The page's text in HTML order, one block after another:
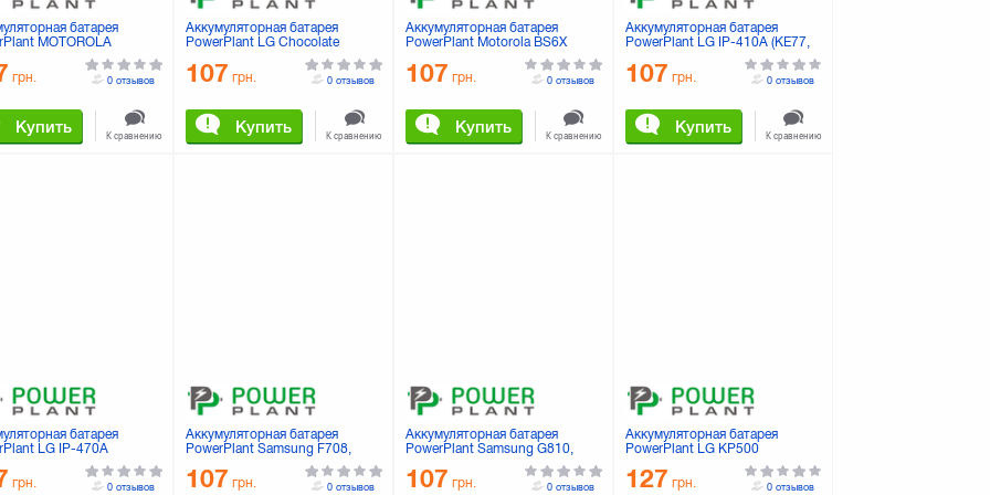
батарея
MOTOROLA
MT720/XT806/MT810LX/MB300/MT716/XT806LX
грн.
Купить
0 отзывов
К сравнению
Аккумуляторная батарея
PowerPlant LG Chocolate
(KG800) (DV00DV6044)
107 грн.
Купить
0 отзывов
К сравнению
Аккумуляторная батарея
PowerPlant Motorola BS6X
(XT800, XT800) (DV00DV6134)
107 грн.
Купить
0 отзывов
К сравнению
Аккумуляторная батарея
PowerPlant LG IP-410A (KE77,
KF510, KG770) (DV00DV6145)
107 грн.
Купить
0 отзывов
К сравнению
батарея
LG IP-470A
KF970, KE970, KF600,
KF600) (DV00DV6096)
грн. 0 отзывов
Аккумуляторная батарея
PowerPlant Samsung F708,
F498, M8800, T929, M8800C
|AB563840CE| (DV00DV6103)
107 грн. 0 отзывов
Аккумуляторная батарея
PowerPlant Samsung G810,
T749, D788, I688, W699, G818,
I8510C (DV00DV6106)
107 грн. 0 отзывов
Аккумуляторная батарея
PowerPlant LG KP500
127 грн. 0 отзывов